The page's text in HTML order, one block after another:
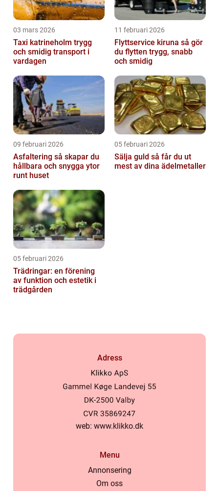
03 mars 2026
Taxi katrineholm trygg
och smidig transport i
vardagen
11 februari 2026
Flyttservice kiruna så gör
du flytten trygg, snabb
och smidig
09 februari 2026
Asfaltering så skapar du
hållbara och snygga ytor
runt huset
05 februari 2026
Sälja guld så får du ut
mest av dina ädelmetaller
05 februari 2026
Trädringar: en förening
av funktion och estetik i
trädgården
Adress
web: www.klikko.dk
Menu
Annonsering
Om oss